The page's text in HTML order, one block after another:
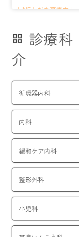
LINE友だち募集中！
2026年03月12日
お
【重要】 個人情報の
日 更新）
2026年02月24日
お
製薬会社、その他業
当院での情報提供と
2026年02月18日
【重要】個人情報の
2026年02月16日
お
第1回市民公開講座に
2026年3月24日（火
ルで開催いたします
参加費無料、予約不
grid_view 診療科
介
循環器内科
内科
緩和ケア内科
整形外科
小児科